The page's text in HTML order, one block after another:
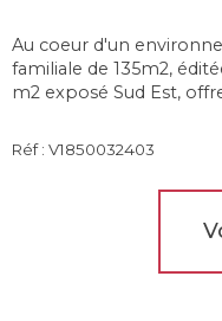
Au coeur d'un
familiale de 135m2,
m2 exposé Sud Est,
Réf : V1850032403